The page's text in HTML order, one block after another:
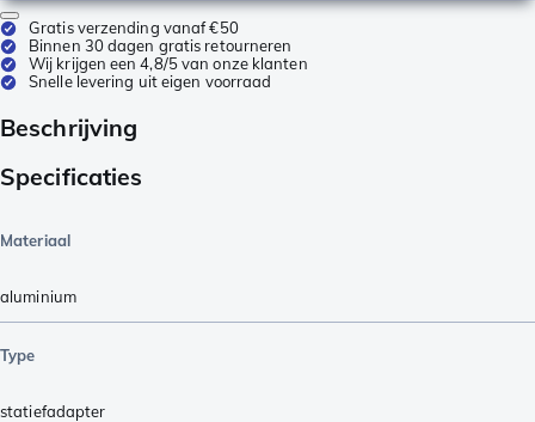
Gratis verzending vanaf €50
Binnen 30 dagen gratis retourneren
Wij krijgen een 4,8/5 van onze klanten
Snelle levering uit eigen voorraad
Beschrijving
Specificaties
Materiaal
aluminium
Type
statiefadapter